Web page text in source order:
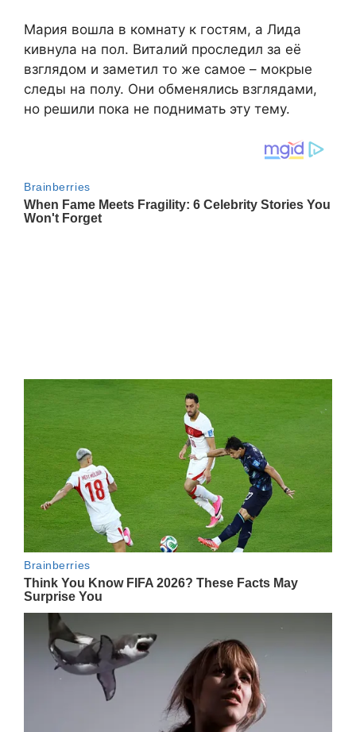
Мария вошла в комнату к гостям, а Лида
кивнула на пол. Виталий проследил за её
взглядом и заметил то же самое – мокрые
следы на полу. Они обменялись взглядами,
но решили пока не поднимать эту тему.